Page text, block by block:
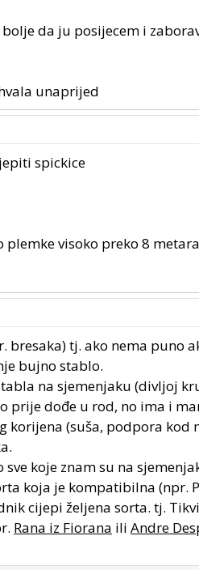
da ju posijecem i
unaprijed
spickice
visoko preko 8
tj. ako nema puno
bujno stablo.
na sjemenjaku (divljoj
prije dođe u rod, no ima i
korijena (suša, podpora
koje znam su na
koja je kompatibilna (npr.
cijepi željena sorta. tj.
Rana iz Fiorana ili Andre